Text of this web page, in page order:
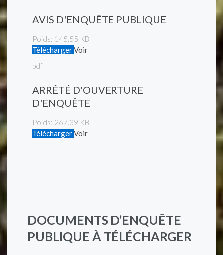
AVIS D'ENQUÊTE PUBLIQUE
Poids: 145.55 KB
TéléchargerVoir
pdf
ARRÊTÉ D'OUVERTURE
D'ENQUÊTE
Poids: 267.39 KB
TéléchargerVoir
DOCUMENTS D’ENQUÊTE
PUBLIQUE À TÉLÉCHARGER